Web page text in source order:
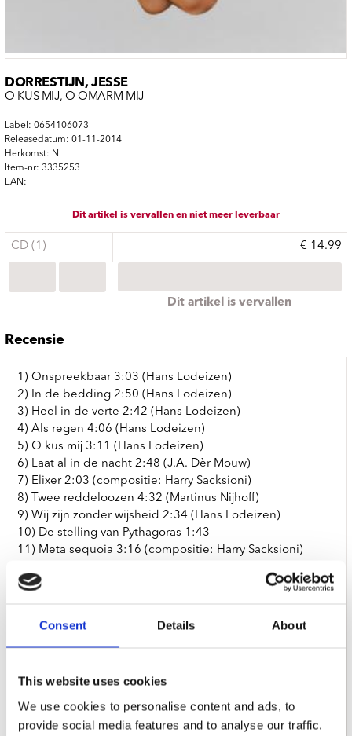
Consent Details About
This website uses cookies
We use cookies to personalise content and ads, to
provide social media features and to analyse our traffic.
DORRESTIJN, JESSE
O KUS MIJ, O OMARM MIJ
Label: 0654106073
Releasedatum: 01-11-2014
Herkomst: NL
Item-nr: 3335253
EAN:
Dit artikel is vervallen en niet meer leverbaar
CD (1) € 14.99
Dit artikel is vervallen
Recensie
1) Onspreekbaar 3:03 (Hans Lodeizen)
2) In de bedding 2:50 (Hans Lodeizen)
3) Heel in de verte 2:42 (Hans Lodeizen)
4) Als regen 4:06 (Hans Lodeizen)
5) O kus mij 3:11 (Hans Lodeizen)
6) Laat al in de nacht 2:48 (J.A. Dèr Mouw)
7) Elixer 2:03 (compositie: Harry Sacksioni)
8) Twee reddeloozen 4:32 (Martinus Nijhoff)
9) Wij zijn zonder wijsheid 2:34 (Hans Lodeizen)
10) De stelling van Pythagoras 1:43
11) Meta sequoia 3:16 (compositie: Harry Sacksioni)
13) Dof violet 4:24 (J.A. Dèr Mouw)
15) Dit leven zachtjes ken ik het 2:04 (Hans Lodeizen)
sequoia, Romance en Kafka)
Regie: Hans Dorrestijn
Techniek: Dennis van Driel, Studio DR GROOVE